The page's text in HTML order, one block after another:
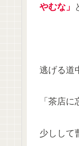
やむな」
逃げる道
「茶店
少しして